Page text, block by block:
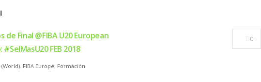
de Final @FIBA U20 European
FEB 2018
(World), FIBA Europe, Formación
0